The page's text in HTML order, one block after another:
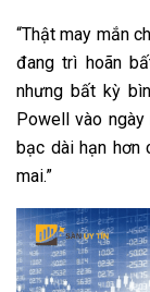
“Thật may mắn
đang trì hoãn
nhưng bất kỳ
Powell vào
bạc dài hạn hơn
mai.”